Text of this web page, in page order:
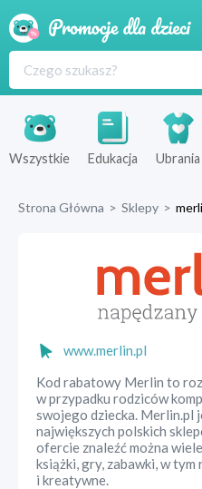
Wszystkie Edukacja Ubrania
Strona Główna > Sklepy >
www.merlin.pl
Kod rabatowy Merlin to
w przypadku rodziców
swojego dziecka. Merlin.pl
największych polskich
ofercie znaleźć można
książki, gry, zabawki, w
i kreatywne.